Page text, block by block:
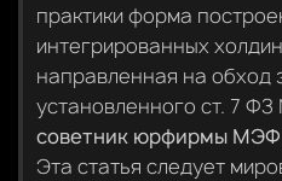
практики форма
интегрированных
направленная на обход
установленного ст. 7
советник юрфирмы МЭФ
Эта статья следует